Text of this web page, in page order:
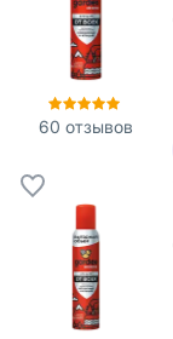
60 отзывов